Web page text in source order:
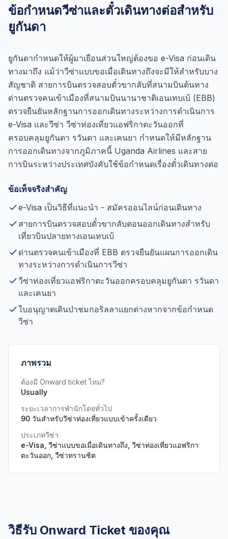
ข้อกำหนดวีซ่าและตั๋วเดินทางต่อสำหรับ
ยูกันดา
ยูกันดากำหนดให้ผู้มาเยือนส่วนใหญ่ต้องขอ e-Visa ก่อนเดิน
ทางมาถึง แม้ว่าวีซ่าแบบขอเมื่อเดินทางถึงจะมีให้สำหรับบาง
สัญชาติ สายการบินตรวจสอบตั๋วขากลับที่สนามบินต้นทาง
ด่านตรวจคนเข้าเมืองที่สนามบินนานาชาติเอนเทบเบ้ (EBB)
ตรวจยืนยันหลักฐานการออกเดินทางระหว่างการดำเนินการ
e-Visa และวีซ่า วีซ่าท่องเที่ยวแอฟริกาตะวันออกที่
ครอบคลุมยูกันดา รวันดา และเคนยา กำหนดให้มีหลักฐาน
การออกเดินทางจากภูมิภาคนี้ Uganda Airlines และสาย
การบินระหว่างประเทศบังคับใช้ข้อกำหนดเรื่องตั๋วเดินทางต่อ
ข้อเท็จจริงสำคัญ
e-Visa เป็นวิธีที่แนะนำ - สมัครออนไลน์ก่อนเดินทาง
สายการบินตรวจสอบตั๋วขากลับตอนออกเดินทางสำหรับ
เที่ยวบินปลายทางเอนเทบเบ้
ด่านตรวจคนเข้าเมืองที่ EBB ตรวจยืนยันแผนการออกเดิน
ทางระหว่างการดำเนินการวีซ่า
วีซ่าท่องเที่ยวแอฟริกาตะวันออกครอบคลุมยูกันดา รวันดา
และเคนยา
ใบอนุญาตเดินป่าชมกอริลลาแยกต่างหากจากข้อกำหนด
วีซ่า
ภาพรวม
ต้องมี Onward ticket ไหม?
Usually
ระยะเวลาการพำนักโดยทั่วไป
90 วันสำหรับวีซ่าท่องเที่ยวแบบเข้าครั้งเดียว
ประเภทวีซ่า
e-Visa, วีซ่าแบบขอเมื่อเดินทางถึง, วีซ่าท่องเที่ยวแอฟริกา
ตะวันออก, วีซ่าทรานซิต
วิธีรับ Onward Ticket ของคุณ